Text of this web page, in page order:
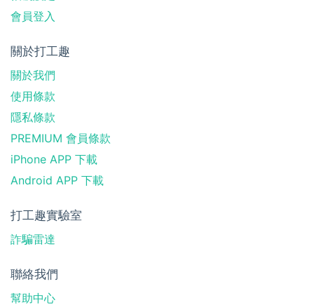
會員登入
關於打工趣
關於我們
使用條款
隱私條款
PREMIUM 會員條款
iPhone APP 下載
Android APP 下載
打工趣實驗室
詐騙雷達
聯絡我們
幫助中心